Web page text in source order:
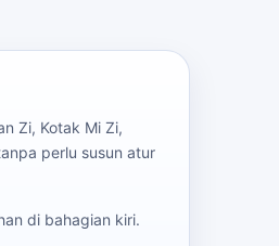
Zi, Kotak Mi Zi,
perlu susun atur
di bahagian kiri.